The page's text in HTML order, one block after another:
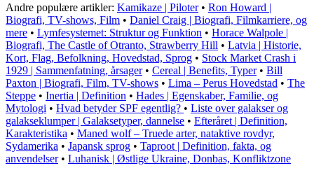
Andre populære artikler: Kamikaze | Piloter• Ron Howard |
Biografi, TV-shows, Film • Daniel Craig | Biografi, Filmkarriere, og
mere • Lymfesystemet: Struktur og Funktion • Horace Walpole |
Biografi, The Castle of Otranto, Strawberry Hill • Latvia | Historie,
Kort, Flag, Befolkning, Hovedstad, Sprog • Stock Market Crash i
1929 | Sammenfatning, årsager• Cereal | Benefits, Typer• Bill
Paxton | Biografi, Film, TV-shows • Lima – Perus Hovedstad • The
Steppe • Inertia | Definition • Hades | Egenskaber, Familie, og
Mytologi • Hvad betyder SPF egentlig? • Liste over galakser og
galakseklumper | Galaksetyper, dannelse • Efteråret | Definition,
Karakteristika • Maned wolf – Truede arter, nataktive rovdyr,
Sydamerika • Japansk sprog • Taproot | Definition, fakta, og
anvendelser• Luhanisk | Østlige Ukraine, Donbas, Konfliktzone